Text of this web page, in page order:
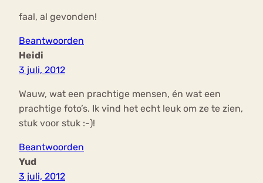
faal, al gevonden!
Beantwoorden
Heidi
3 juli, 2012
Wauw, wat een prachtige mensen, én wat een
prachtige foto’s. Ik vind het echt leuk om ze te zien,
stuk voor stuk :-)!
Beantwoorden
Yud
3 juli, 2012